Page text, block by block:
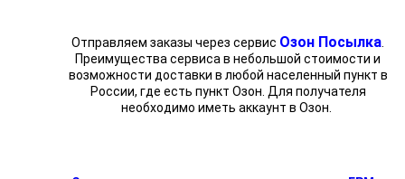
Отправляем заказы через сервис Озон Посылка
Преимущества сервиса в небольшой стоимости и
возможности доставки в любой населенный пункт в
России, где есть пункт Озон. Для получателя
необходимо иметь аккаунт в Озон.